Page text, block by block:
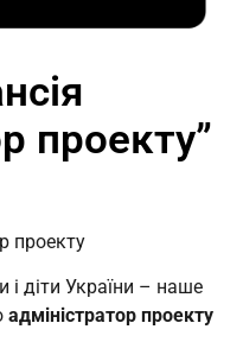
проекту”
проекту
і діти України – наше
адміністратор проекту